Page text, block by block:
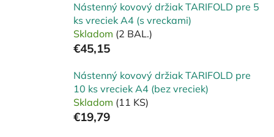
Nástenný kovový držiak TARIFOLD pre 5
ks vreciek A4 (s vreckami)
Skladom (2 BAL.)
€45,15
Nástenný kovový držiak TARIFOLD pre
10 ks vreciek A4 (bez vreciek)
Skladom (11 KS)
€19,79